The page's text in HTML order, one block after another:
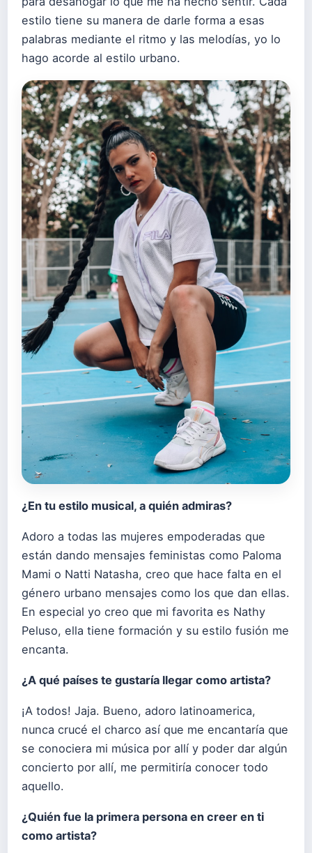
estilo tiene su manera de darle forma a esas
palabras mediante el ritmo y las melodías, yo lo
hago acorde al estilo urbano.
¿En tu estilo musical, a quién admiras?
Adoro a todas las mujeres empoderadas que
están dando mensajes feministas como Paloma
Mami o Natti Natasha, creo que hace falta en el
género urbano mensajes como los que dan ellas.
En especial yo creo que mi favorita es Nathy
Peluso, ella tiene formación y su estilo fusión me
encanta.
¿A qué países te gustaría llegar como artista?
¡A todos! Jaja. Bueno, adoro latinoamerica,
nunca crucé el charco así que me encantaría que
se conociera mi música por allí y poder dar algún
concierto por allí, me permitiría conocer todo
aquello.
¿Quién fue la primera persona en creer en ti
como artista?